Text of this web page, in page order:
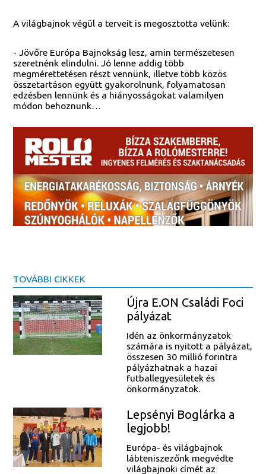
A világbajnok végül a terveit is megosztotta velünk:
- Jövőre Európa Bajnokság lesz, amin természetesen
szeretnénk elindulni. Jó lenne addig több
megmérettetésen részt vennünk, illetve több közös
összetartáson együtt gyakorolnunk, folyamatosan
edzésben lennünk és a hiányosságokat valamilyen
módon behoznunk…
TOVÁBBI CIKKEK
Újra E.ON Családi Foci
pályázat
Idén az önkormányzatok
számára is nyitott a pályázat,
összesen 30 millió forintra
pályázhatnak a hazai
futballegyesületek és
önkormányzatok.
Lepsényi Boglárka a
legjobb!
Európa- és világbajnok
lábteniszezőnk megvédte
világbajnoki címét az